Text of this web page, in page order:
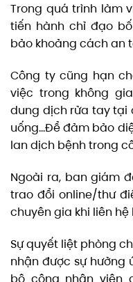
Trong quá trình làm
tiến hành chỉ đạo
bảo khoảng cách an
Công ty cũng hạn
việc trong không
dung dịch rửa tay tại
uống…Để đảm bảo
lan dịch bệnh trong
Ngoài ra, ban giám
trao đổi online/thư
chuyên gia khi liên
Sự quyết liệt phòng
nhận được sự
bộ công nhân viên